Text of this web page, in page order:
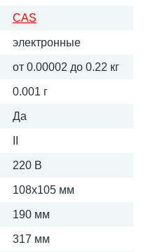
CAS
электронные
от 0.00002 до 0.22 кг
0.001 г
Да
220 В
108х105 мм
190 мм
317 мм